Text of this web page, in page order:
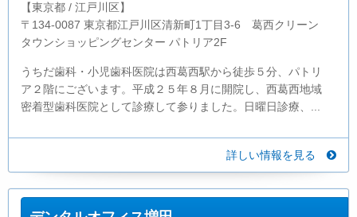
【東京都 / 江戸川区】
〒134-0087 東京都江戸川区清新町1丁目3-6 葛西クリーン
タウンショッピングセンター パトリア2F
うちだ歯科・小児歯科医院は西葛西駅から徒歩５分、パトリ
ア２階にございます。平成２５年８月に開院し、西葛西地域
密着型歯科医院として診療して参りました。日曜日診療、...
詳しい情報を見る